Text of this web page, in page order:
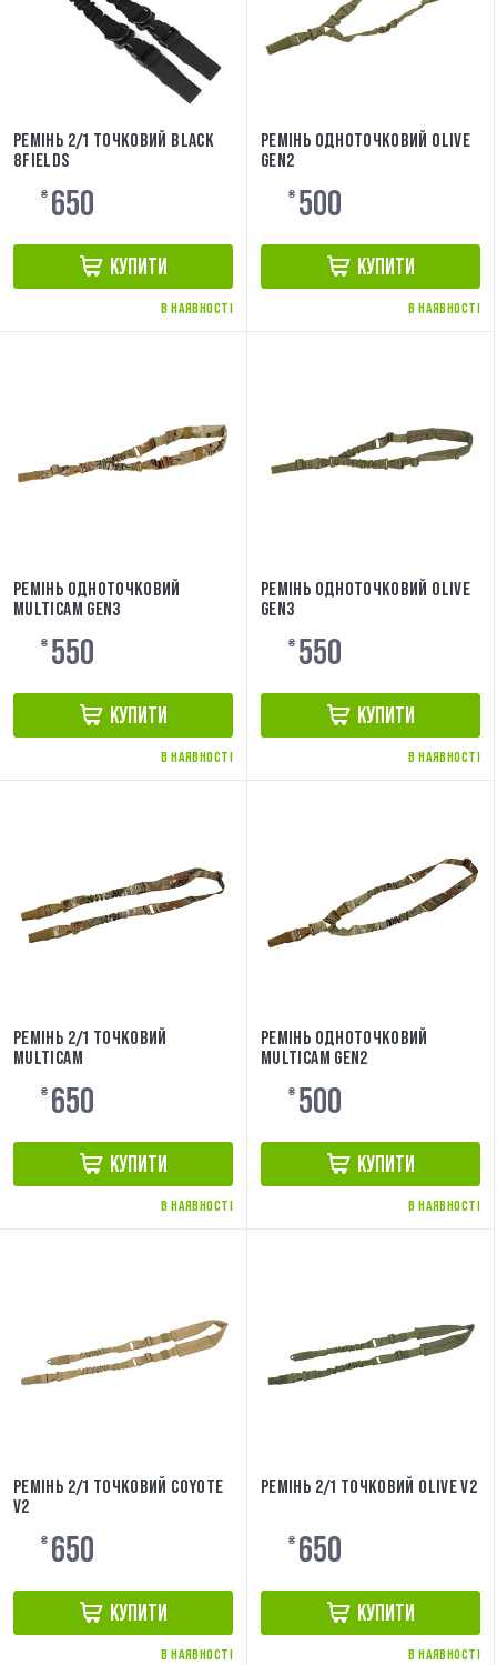
РЕМІНЬ 2/1 ТОЧКОВИЙ BLACK
8FIELDS
₴ 650
КУПИТИ
В НАЯВНОСТІ
РЕМІНЬ ОДНОТОЧКОВИЙ OLIVE
GEN2
₴ 500
КУПИТИ
В НАЯВНОСТІ
РЕМІНЬ ОДНОТОЧКОВИЙ
MULTICAM GEN3
₴ 550
КУПИТИ
В НАЯВНОСТІ
РЕМІНЬ ОДНОТОЧКОВИЙ OLIVE
GEN3
₴ 550
КУПИТИ
В НАЯВНОСТІ
РЕМІНЬ 2/1 ТОЧКОВИЙ
MULTICAM
₴ 650
КУПИТИ
В НАЯВНОСТІ
РЕМІНЬ ОДНОТОЧКОВИЙ
MULTICAM GEN2
₴ 500
КУПИТИ
В НАЯВНОСТІ
РЕМІНЬ 2/1 ТОЧКОВИЙ COYOTE
V2
₴ 650
КУПИТИ
В НАЯВНОСТІ
РЕМІНЬ 2/1 ТОЧКОВИЙ OLIVE V2
₴ 650
КУПИТИ
В НАЯВНОСТІ